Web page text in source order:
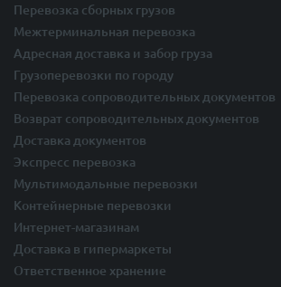
Перевозка сборных грузов
Межтерминальная перевозка
Адресная доставка и забор груза
Грузоперевозки по городу
Перевозка сопроводительных документов
Возврат сопроводительных документов
Доставка документов
Экспресс перевозка
Мультимодальные перевозки
Контейнерные перевозки
Интернет-магазинам
Доставка в гипермаркеты
Ответственное хранение